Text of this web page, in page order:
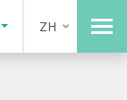
ZH